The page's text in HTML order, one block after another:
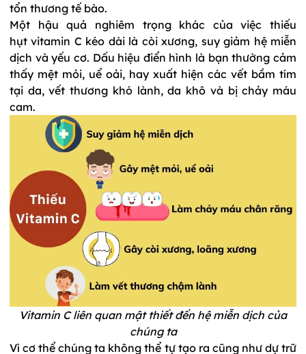
tổn thương tế bào.
hụtvitamin C kéo dài là còi xương, suy giảm hệ miễn
dịch và yếu cơ. Dấu hiệu điển hình là bạn thường cảm
thấy mệt mỏi, uể oải, hay xuất hiện các vết bầm tím
tại da, vết thương khó lành, da khô và bị chảy máu
cam.
Vitamin C liên quan mật thiết đến hệ miễn dịch của
chúng ta
Vì cơ thể chúng ta không thể tự tạo ra cũng như dự trữ